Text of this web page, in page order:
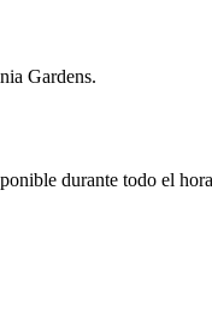
Gardens.
durante todo el